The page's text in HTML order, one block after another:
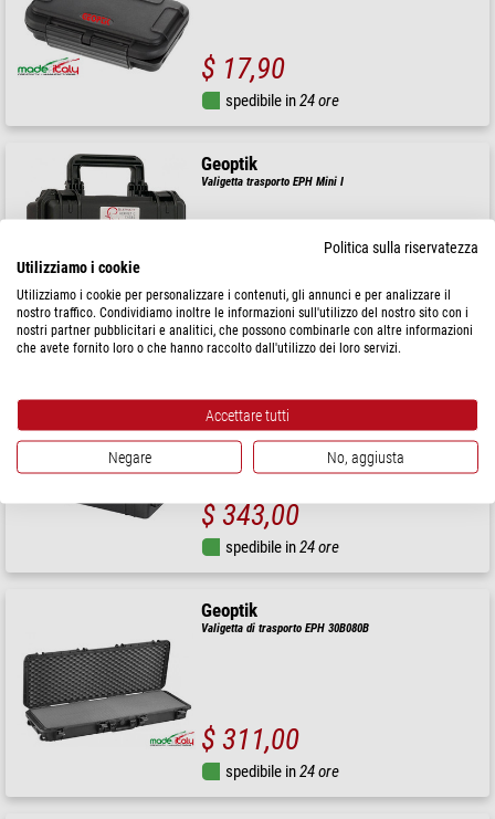
$ 17,90
spedibile in24 ore
Geoptik
Valigetta trasporto EPH Mini I
$ 48,90
spedibile in24 ore
$ 343,00
spedibile in24 ore
Geoptik
Valigetta di trasporto EPH 30B080B
$ 311,00
spedibile in24 ore
Politica sulla riservatezza
Utilizziamo i cookie
Utilizziamo i cookie per personalizzare i contenuti, gli annunci e per analizzare il
nostro traffico. Condividiamo inoltre le informazioni sull'utilizzo del nostro sito con i
nostri partner pubblicitari e analitici, che possono combinarle con altre informazioni
che avete fornito loro o che hanno raccolto dall'utilizzo dei loro servizi.
Accettare tutti
Negare No, aggiusta